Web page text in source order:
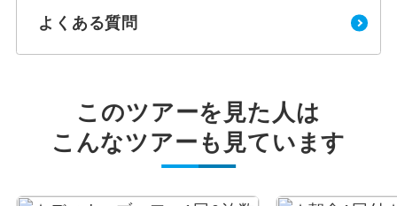
よくある質問
このツアーを見た人は
こんなツアーも見ています